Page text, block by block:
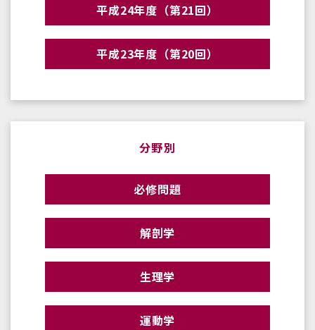
平成24年度（第21回）
平成23年度（第20回）
分野別
必修問題
解剖学
生理学
運動学